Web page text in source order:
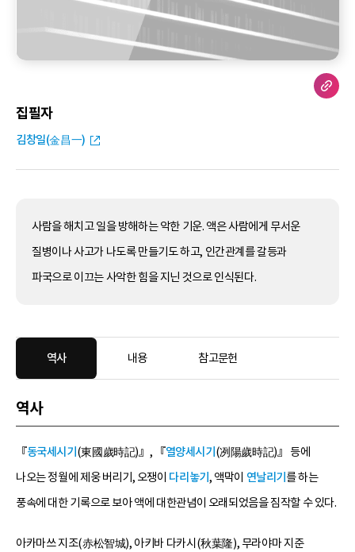
집필자
김창일(金昌一)
사람을 해치고 일을 방해하는 악한 기운. 액은 사람에게 무서운
질병이나 사고가 나도록 만들기도 하고, 인간관계를 갈등과
파국으로 이끄는 사악한 힘을 지닌 것으로 인식된다.
역사 내용 참고문헌
역사
『동국세시기 (東國歲時記)』, 『열양세시기 (冽陽歲時記)』 등에
나오는 정월에 제웅 버리기, 오쟁이 다리놓기 , 액막이 연날리기 를 하는
풍속에 대한 기록으로 보아 액에 대한관념이 오래되었음을 짐작할 수 있다.
아카마쓰 지조(赤松智城), 아키바 다카시(秋葉隆), 무라야마 지준